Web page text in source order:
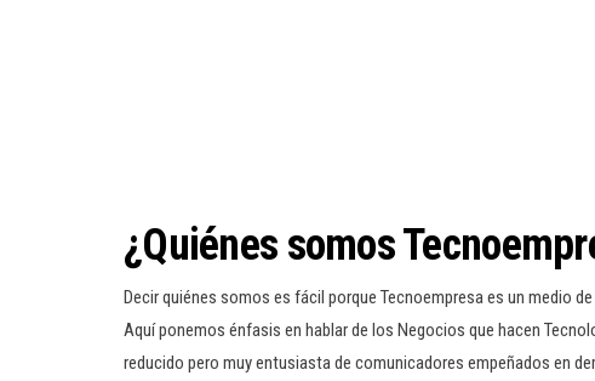
¿Quiénes somos
Decir quiénes somos es fácil porque Tecnoempresa es un medio
Aquí ponemos énfasis en hablar de los Negocios que hacen
reducido pero muy entusiasta de comunicadores empeñados en